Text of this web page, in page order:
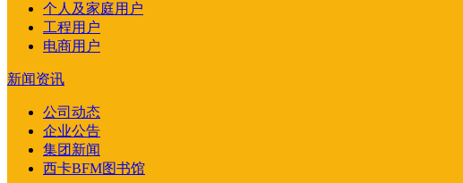
个人及家庭用户
工程用户
电商用户
新闻资讯
公司动态
企业公告
集团新闻
西卡BFM图书馆